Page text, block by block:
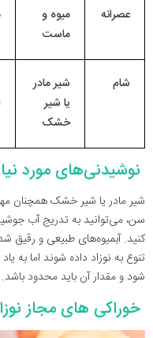
عصرانه
میوه و
ماست
شام
شیر مادر
یا شیر
خشک
نوشیدنی‌های مورد نیاز
سن، می‌توانید به تدریج آب
کنید. آبمیوه‌های طبیعی و رقیق
تنوع به نوزاد داده شوند اما به
شود و مقدار آن باید محدود باشد.
خوراکی های مجاز نوزاد ۷